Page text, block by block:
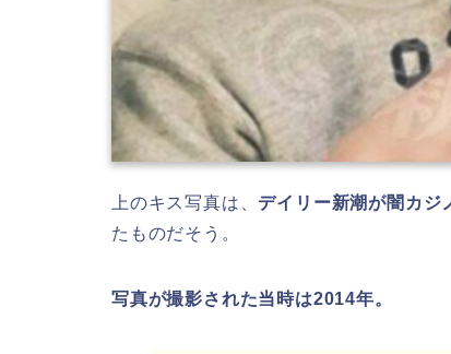
上のキス写真は、 デイリー新潮が闇カジ
たものだそう。
写真が撮影された当時は2014年。